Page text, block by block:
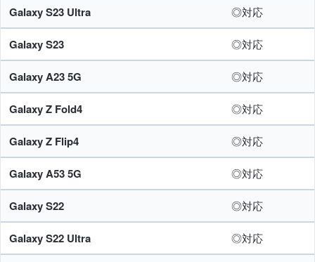
Galaxy S23 Ultra ◎対応
Galaxy S23 ◎対応
Galaxy A23 5G ◎対応
Galaxy Z Fold4 ◎対応
Galaxy Z Flip4 ◎対応
Galaxy A53 5G ◎対応
Galaxy S22 ◎対応
Galaxy S22 Ultra ◎対応